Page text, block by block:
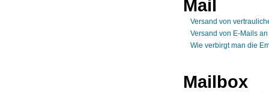
Mail
Versand von
Versand von E-Mails
Wie verbirgt man die
Mailbox